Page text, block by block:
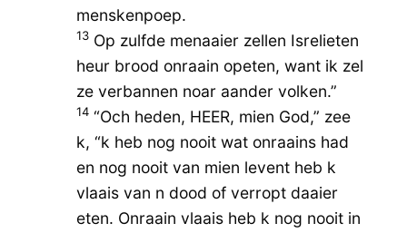
menskenpoep.
13Op zulfde menaaier zellen Isrelieten
heur brood onraain opeten, want ik zel
ze verbannen noar aander volken.”
14“Och heden, HEER, mien God,” zee
k, “k heb nog nooit wat onraains had
en nog nooit van mien levent heb k
vlaais van n dood of verropt daaier
eten. Onraain vlaais heb k nog nooit in